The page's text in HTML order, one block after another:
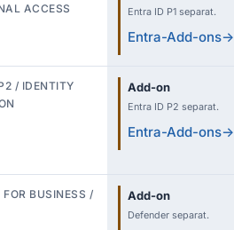
ACCESS
Entra ID P1 separat.
Entra-Add-ons→
/ IDENTITY
Add-on
Entra ID P2 separat.
Entra-Add-ons→
FOR BUSINESS /
Add-on
Defender separat.